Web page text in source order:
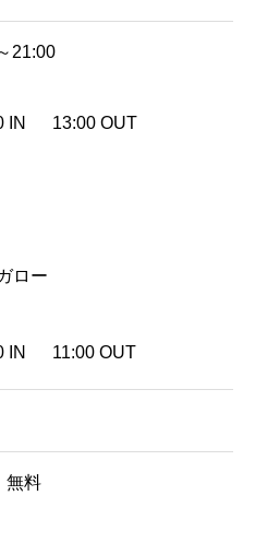
21:00
IN 13:00 OUT
ロー
IN 11:00 OUT
無料